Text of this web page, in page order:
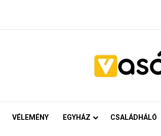
VÉLEMÉNY EGYHÁZ CSALÁDHÁLÓ